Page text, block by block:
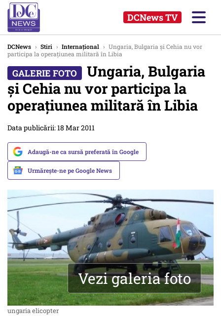
DCNews TV
DCNews › Stiri › Internațional › Ungaria, Bulgaria şi Cehia nu vor
participa la operaţiunea militară în Libia
Ungaria, Bulgaria
şi Cehia nu vor participa la
operaţiunea militară în Libia
Data publicării: 18 Mar 2011
Adaugă-ne ca sursă preferată în Google
Urmărește-ne pe Google News
Vezi galeria foto
ungaria elicopter